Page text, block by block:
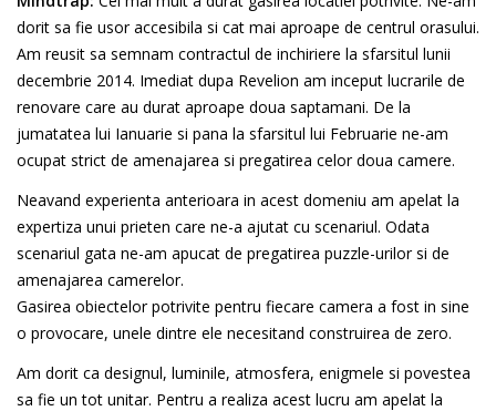
dorit sa fie usor accesibila si cat mai aproape de centrul orasului.
Am reusit sa semnam contractul de inchiriere la sfarsitul lunii
decembrie 2014. Imediat dupa Revelion am inceput lucrarile de
renovare care au durat aproape doua saptamani. De la
jumatatea lui Ianuarie si pana la sfarsitul lui Februarie ne-am
ocupat strict de amenajarea si pregatirea celor doua camere.
Neavand experienta anterioara in acest domeniu am apelat la
expertiza unui prieten care ne-a ajutat cu scenariul. Odata
scenariul gata ne-am apucat de pregatirea puzzle-urilor si de
amenajarea camerelor.
Gasirea obiectelor potrivite pentru fiecare camera a fost in sine
o provocare, unele dintre ele necesitand construirea de zero.
Am dorit ca designul, luminile, atmosfera, enigmele si povestea
sa fie un tot unitar. Pentru a realiza acest lucru am apelat la